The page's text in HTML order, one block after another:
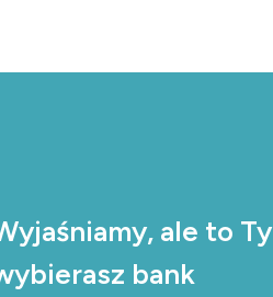
ale to Ty
bank